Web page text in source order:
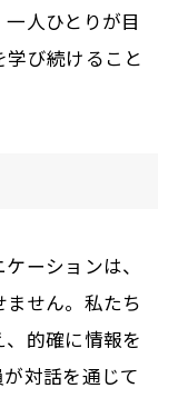
人ひとりが目
び続けること
ーションは、
せん。私たち
的確に情報を
対話を通じて